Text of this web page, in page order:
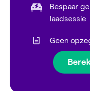
Bespaar
laadsessie
Geen